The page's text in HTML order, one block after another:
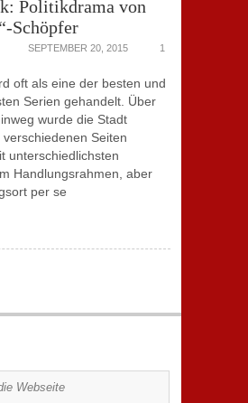
Politikdrama von
Schöpfer
SEPTEMBER 20, 2015
1
oft als eine der besten und
Serien gehandelt. Über
wurde die Stadt
Seiten
unterschiedlichsten
Handlungsrahmen, aber
per se